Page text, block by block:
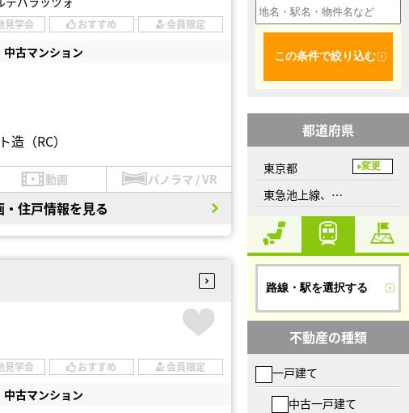
見学会 おすすめ 会員限定
中古マンション
（RC）
動画 パノラマ / VR
・住戸情報を見る
見学会 おすすめ 会員限定
中古マンション
この条件で絞り込む
都道府県
東京都 変更
東急池上線、雪が谷大塚駅
路線・駅を選択する
不動産の種類
一戸建て
中古一戸建て